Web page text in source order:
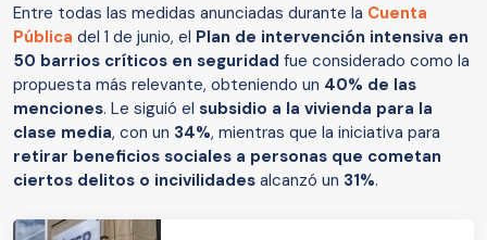
Entre todas las medidas anunciadas durante la Cuenta
Pública del 1 de junio, el Plan de intervención intensiva en
50 barrios críticos en seguridad fue considerado como la
propuesta más relevante, obteniendo un 40% de las
menciones. Le siguió el subsidio a la vivienda para la
clase media, con un 34%, mientras que la iniciativa para
retirar beneficios sociales a personas que cometan
ciertos delitos o incivilidades alcanzó un 31%.